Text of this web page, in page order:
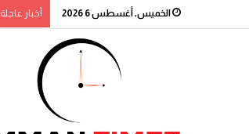
الخميس, أغسطس 6 2026 أخبار عاجلة